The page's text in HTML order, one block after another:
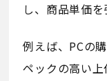
し、商品単価を
例えば、PCの
ペックの高い